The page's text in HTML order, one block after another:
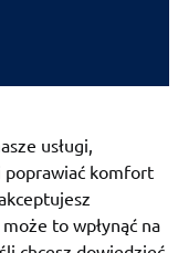
usługi,
poprawiać komfort
to wpłynąć na